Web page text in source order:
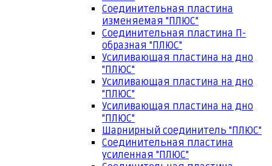
Соединительная пластина
изменяемая "ПЛЮС"
Соединительная пластина П-
образная "ПЛЮС"
Усиливающая пластина на дно
"ПЛЮС"
Усиливающая пластина на дно
"ПЛЮС"
Усиливающая пластина на дно
"ПЛЮС"
Шарнирный соединитель "ПЛЮС"
Соединительная пластина
усиленная "ПЛЮС"